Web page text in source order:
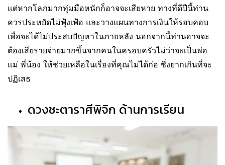
แต่หากโลภมากทุ่มมือหนักก็อาจจะเสียหาย ทางที่ดีปีนี้ท่าน
ควรประหยัดไม่ฟุ้งเฟ้อ และวางแผนทางการเงินให้รอบคอบ
เพื่อจะได้ไม่ประสบปัญหาในภายหลัง นอกจากนี้ท่านอาจจะ
ต้องเสียรายจ่ายมากขึ้นจากคนในครอบครัวไม่ว่าจะเป็นพ่อ
แม่ พี่น้อง ให้ช่วยเหลือในเรื่องที่คุณไม่ได้ก่อ ซึ่งยากเกินที่จะ
ปฏิเสธ
ดวงชะตาราศีพิจิก ด้านการเรียน